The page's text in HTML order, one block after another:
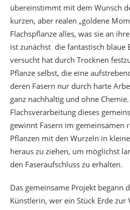
übereinstimmt mit dem Wunsch
kurzen, aber realen „goldene
Flachspflanze alles, was sie an
ist zunächst die fantastisch blaue
versucht hat durch Trocknen
Pflanze selbst, die eine
deren Fasern nur durch harte
ganz nachhaltig und ohne
Flachsverarbeitung dieses
gewinnt Fasern im gemeinsamen
Pflanzen mit den Wurzeln in
heraus zu ziehen, um möglichst
den Faseraufschluss zu erhalten.
Das gemeinsame Projekt begann
Künstlerin, wer ein Stück Erde zur